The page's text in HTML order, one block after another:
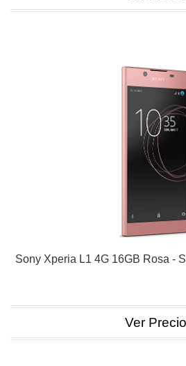
Sony Xperia L1 4G 16GB Rosa -
Ver Precio